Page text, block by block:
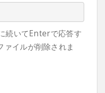
続いてEnterで応答す
ァイルが削除されま